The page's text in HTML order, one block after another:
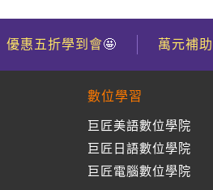
優惠五折學到會🤩 萬元補助
數位學習
巨匠美語數位學院
巨匠日語數位學院
巨匠電腦數位學院